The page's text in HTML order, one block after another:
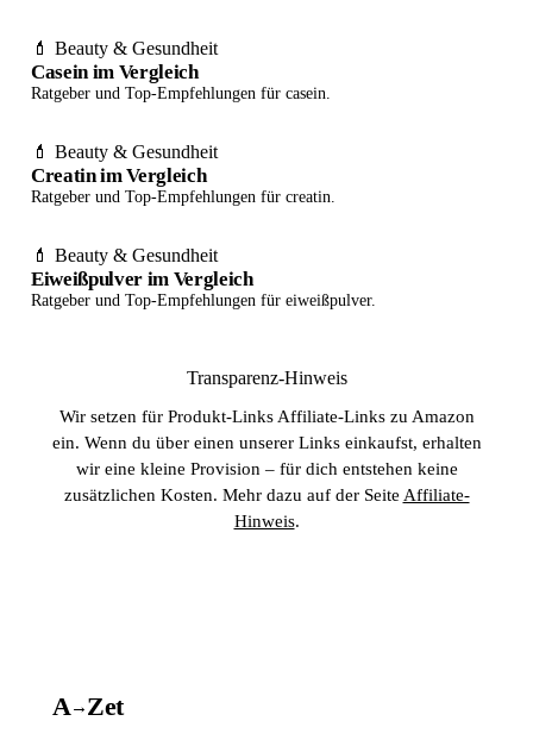
💄 Beauty & Gesundheit
Casein im Vergleich
Ratgeber und Top-Empfehlungen für casein.
💄 Beauty & Gesundheit
Creatin im Vergleich
Ratgeber und Top-Empfehlungen für creatin.
💄 Beauty & Gesundheit
Eiweißpulver im Vergleich
Ratgeber und Top-Empfehlungen für eiweißpulver.
Transparenz-Hinweis
Wir setzen für Produkt-Links Affiliate-Links zu Amazon
ein. Wenn du über einen unserer Links einkaufst, erhalten
wir eine kleine Provision – für dich entstehen keine
zusätzlichen Kosten. Mehr dazu auf der Seite Affiliate-
Hinweis.
A→Zet